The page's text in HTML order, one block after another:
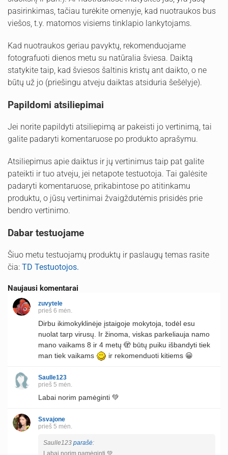
pasirinkimas, tačiau turėkite omenyje, kad nuotraukos bus
viešos, t.y. matomos visiems tinklapio lankytojams.
Kad nuotraukos geriau pavyktų, rekomenduojame
fotografuoti dienos metu su natūralia šviesa. Daiktą
statykite taip, kad šviesos šaltinis kristų ant daikto, o ne
būtų už jo (priešingu atveju daiktas atsiduria šešėlyje).
Papildomi atsiliepimai
Jei norite papildyti atsiliepimą ar pakeisti jo vertinimą, tai
galite padaryti komentaruose po produkto aprašymu.
Atsiliepimus apie daiktus ir jų vertinimus taip pat galite
pateikti ir tuo atveju, jei netapote testuotoja. Tai galėsite
padaryti komentaruose, prikabintose po atitinkamu
produktu, o jūsų vertinimai žvaigždutėmis prisidės prie
bendro vertinimo.
Dabar testuojame
Šiuo metu testuojamų produktų ir paslaugų temas rasite
čia: TD Testuotojos.
Naujausi komentarai
zuvytele
prieš 6 mėn.
Dirbu ikimokyklinėje įstaigoje mokytoja, todėl esu
nuolat tarp virusų. Ir žinoma, viskas parkeliauja namo
mano vaikams 8 ir 4 metų 🫣 būtų puiku išbandyti tiek
man tiek vaikams
ir rekomenduoti kitiems 😀
Saulle123
prieš 5 mėn.
Labai norim pamėginti 💚
Ssvajone
prieš 5 mėn.
Saulle123 parašė:
Labai norim pamėginti 💚